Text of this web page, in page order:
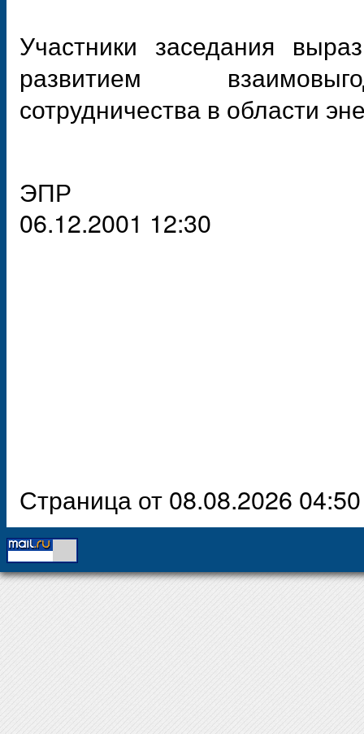
Участники заседания
развитием
сотрудничества в области
ЭПР
06.12.2001 12:30
Страница от 08.08.2026 04:50